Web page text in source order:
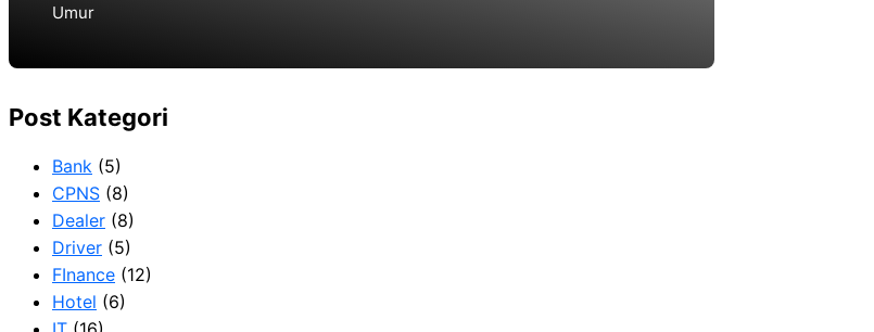
Umur
Post Kategori
Bank (5)
CPNS (8)
Dealer (8)
Driver (5)
FInance (12)
Hotel (6)